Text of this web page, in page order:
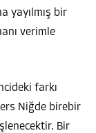
yayılmış bir
verimle
farkı
Niğde birebir
Bir